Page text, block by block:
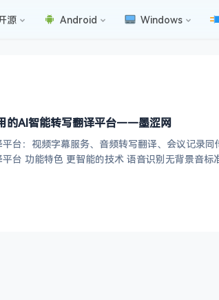
源 Android Windows
的AI智能转写翻译平台——墨涩网
台：视频字幕服务、音频转写翻译、会议记录
网易自营的智能转写翻译平台 功能特色 更智能的技术